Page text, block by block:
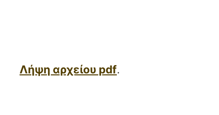
Λήψη αρχείου pdf.